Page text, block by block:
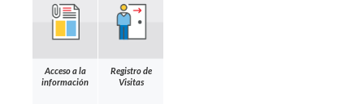
Acceso a la
información
Registro de
Visitas